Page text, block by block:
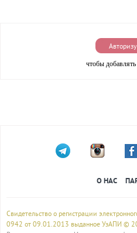
чтобы
О НАС
Свидетельство о регистрации
0942 от 09.01.2013 выданное УзАПИ ©